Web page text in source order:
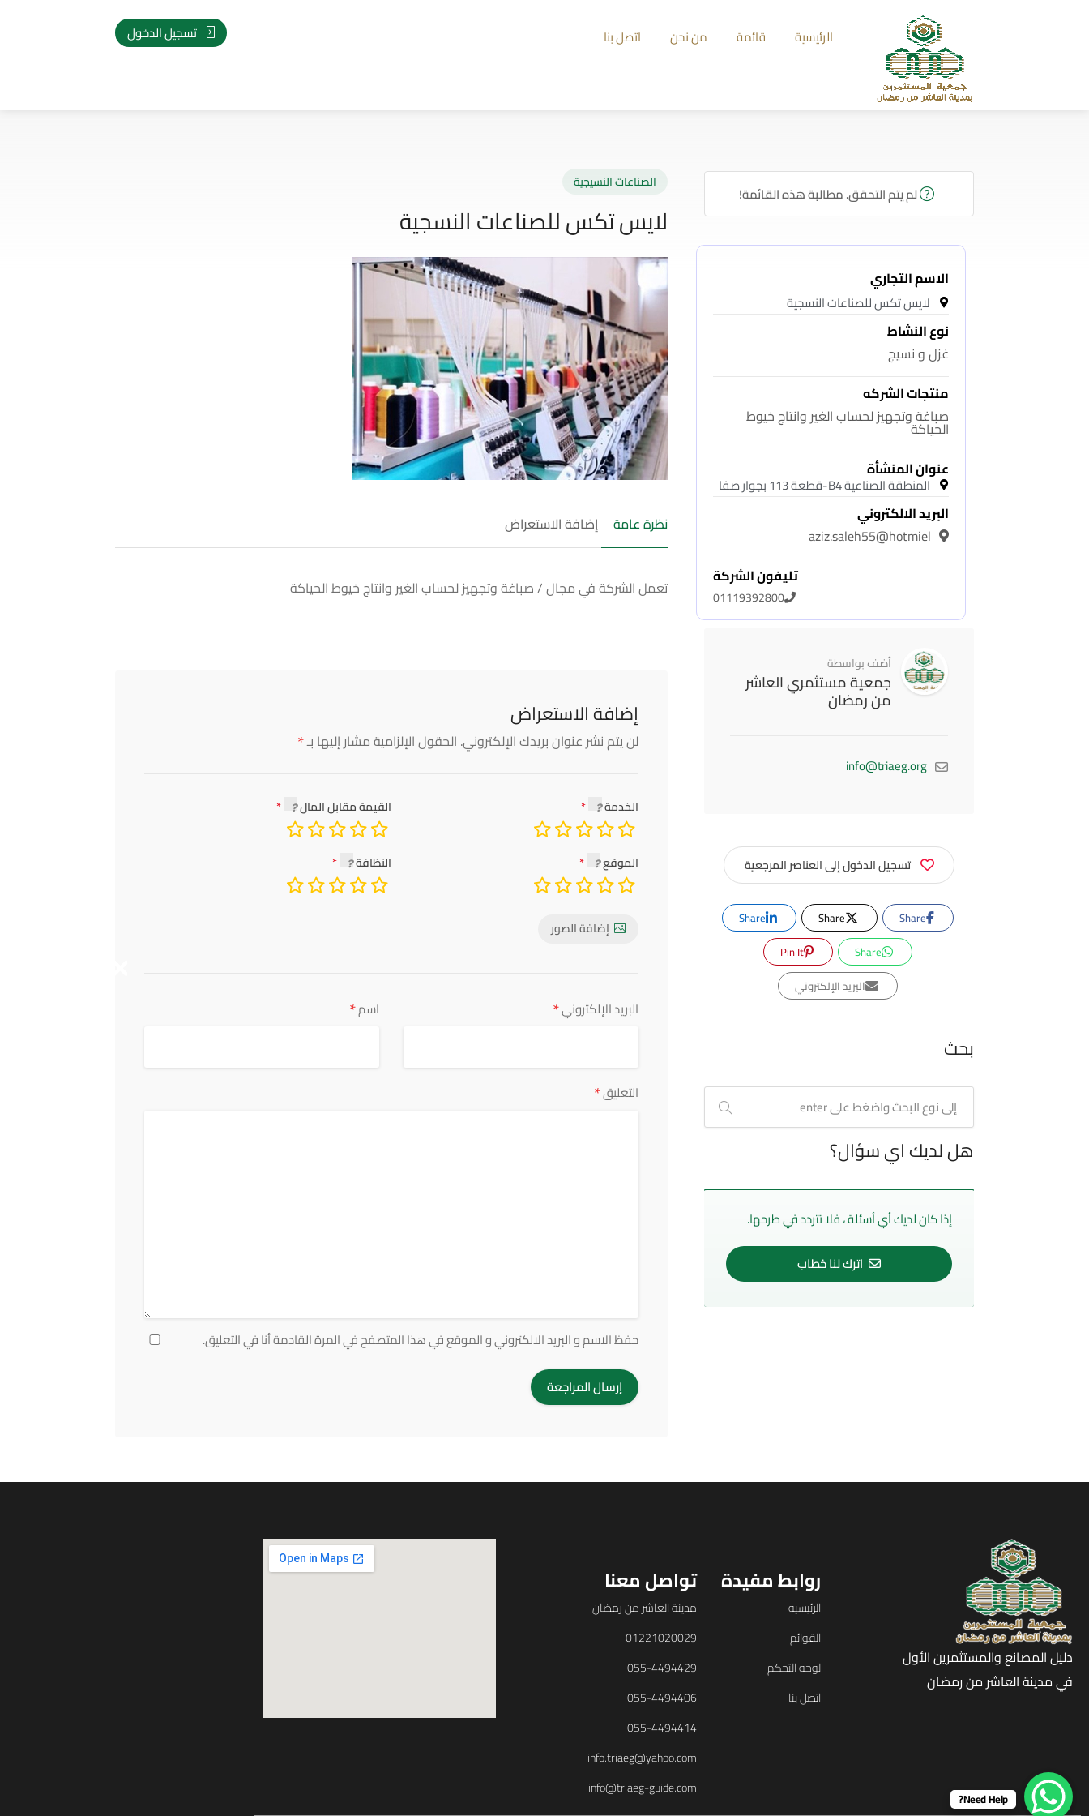
الرئيسية قائمة من نحن اتصل بنا تسجيل الدخول
الصناعات النسيجية
لايس تكس للصناعات النسجية
نظرة عامة إضافة الاستعراض
تعمل الشركة في مجال / صباغة وتجهيز لحساب الغير وانتاج خيوط الحياكة
إضافة الاستعراض
لن يتم نشر عنوان بريدك الإلكتروني. الحقول الإلزامية مشار إليها بـ*
الخدمة القيمة مقابل المال
الموقع النظافة
إضافة الصور
اسم* البريد الإلكتروني*
التعليق*
حفظ الاسم و البريد الالكتروني و الموقع في هذا المتصفح في المرة القادمة أنا في التعليق.
لم يتم التحقق. مطالبة هذه القائمة!
الاسم التجاري
لايس تكس للصناعات النسجية
نوع النشاط
غزل و نسيج
منتجات الشركه
صباغة وتجهيز لحساب الغير وانتاج خيوط
الحياكة
عنوان المنشأة
المنطقة الصناعية B4-قطعة 113 بجوار صفا
البريد الالكتروني
aziz.saleh55@hotmiel
تليفون الشركة
01119392800
أضف بواسطة
جمعية مستثمري العاشر
من رمضان
info@triaeg.org
تسجيل الدخول إلى العناصر المرجعية
Share
Share
Share
Share
Pin It
البريد الإلكتروني
بحث
هل لديك اي سؤال؟
إذا كان لديك أي أسئلة ، فلا تتردد في طرحها.
اترك لنا خطاب
دليل المصانع والمستثمرين الأول
في مدينة العاشر من رمضان
روابط مفيدة
الرئيسيه
القوائم
لوحه التحكم
اتصل بنا
تواصل معنا
مدينة العاشر من رمضان
01221020029
055-4494429
055-4494406
055-4494414
info.triaeg@yahoo.com
info@triaeg-guide.com
Need Help?